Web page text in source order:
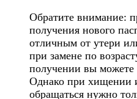
Обратите внимание:
получения нового
отличным от утери
при замене по
получении вы
Однако при хищении
обращаться нужно